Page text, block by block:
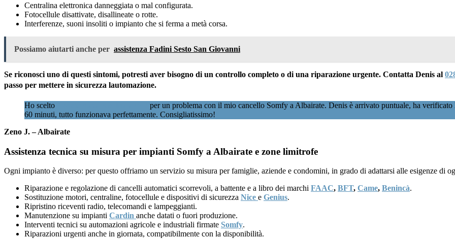
Centralina elettronica danneggiata o mal configurata.
Fotocellule disattivate, disallineate o rotte.
Interferenze, suoni insoliti o impianto che si ferma a metà corsa.
Possiamo aiutarti anche per assistenza Fadini Sesto San Giovanni
Se riconosci uno di questi sintomi, potresti aver bisogno di un controllo completo o di una riparazione urgente. Contatta Denis al
passo per mettere in sicurezza lautomazione.
Ho scelto
per un problema con il mio cancello Somfy a Albairate. Denis è arrivato puntuale, ha
60 minuti, tutto funzionava perfettamente. Consigliatissimo!
Zeno J. – Albairate
Assistenza tecnica su misura per impianti Somfy a Albairate e zone limitrofe
Ogni impianto è diverso: per questo offriamo un servizio su misura per famiglie, aziende e condomini, in grado di adattarsi alle esigenze di
Riparazione e regolazione di cancelli automatici scorrevoli, a battente e a libro dei marchi FAAC, BFT, Came, Benincà.
Sostituzione motori, centraline, fotocellule e dispositivi di sicurezza Nice e Genius.
Ripristino riceventi radio, telecomandi e lampeggianti.
Manutenzione su impianti Cardin anche datati o fuori produzione.
Interventi tecnici su automazioni agricole e industriali firmate Somfy.
Riparazioni urgenti anche in giornata, compatibilmente con la disponibilità.